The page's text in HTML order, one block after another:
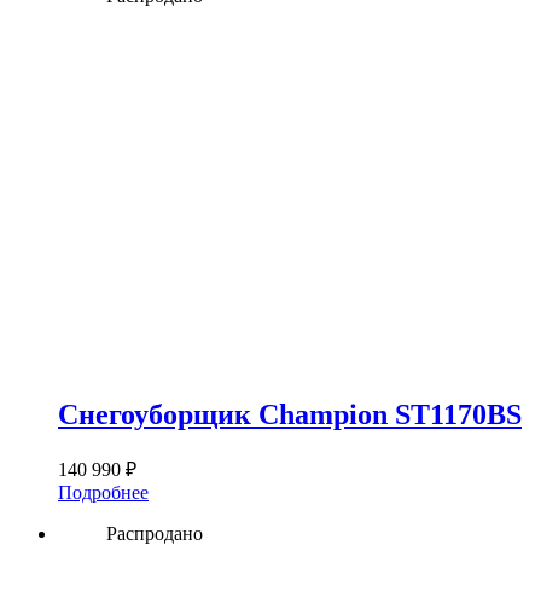
Снегоуборщик Champion ST1170BS
140 990 ₽
Подробнее
Распродано